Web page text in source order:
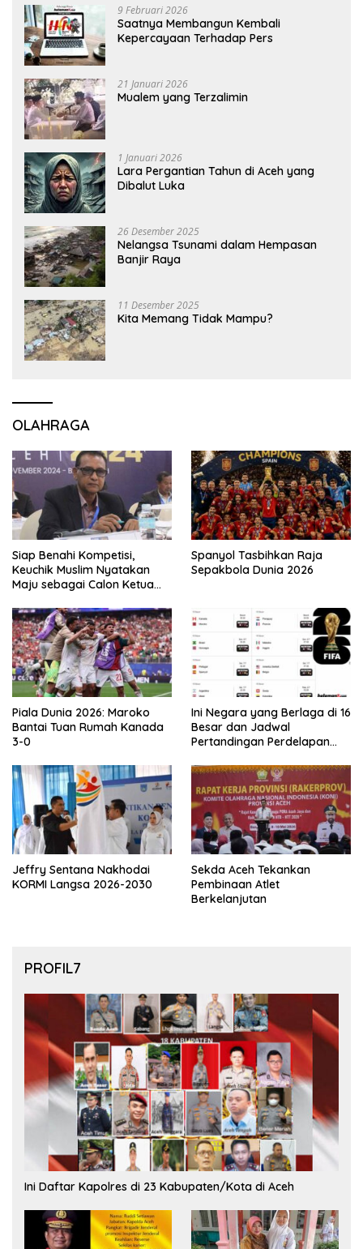
9 Februari 2026
Saatnya Membangun Kembali
Kepercayaan Terhadap Pers
21 Januari 2026
Mualem yang Terzalimin
1 Januari 2026
Lara Pergantian Tahun di Aceh yang
Dibalut Luka
26 Desember 2025
Nelangsa Tsunami dalam Hempasan
Banjir Raya
11 Desember 2025
Kita Memang Tidak Mampu?
OLAHRAGA
Siap Benahi Kompetisi,
Keuchik Muslim Nyatakan
Maju sebagai Calon Ketua
Spanyol Tasbihkan Raja
Sepakbola Dunia 2026
Piala Dunia 2026: Maroko
Bantai Tuan Rumah Kanada
3-0
Ini Negara yang Berlaga di 16
Besar dan Jadwal
Pertandingan Perdelapan
Jeffry Sentana Nakhodai
KORMI Langsa 2026-2030
Sekda Aceh Tekankan
Pembinaan Atlet
Berkelanjutan
PROFIL7
Ini Daftar Kapolres di 23 Kabupaten/Kota di Aceh